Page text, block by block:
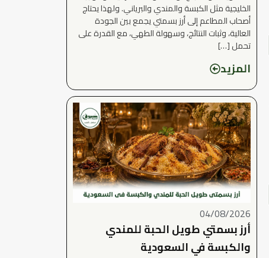
الخليجية مثل الكبسة والمندي والبرياني. ولهذا يحتاج
أصحاب المطاعم إلى أرز بسمتي يجمع بين الجودة
العالية، وثبات النتائج، وسهولة الطهي، مع القدرة على
تحمل […]
المزيد
04/08/2026
أرز بسمتي طويل الحبة للمندي
والكبسة في السعودية